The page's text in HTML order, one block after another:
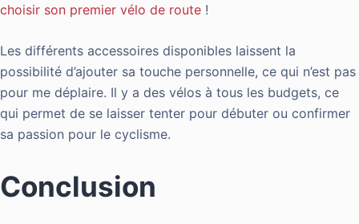
choisir son premier vélo de route !
Les différents accessoires disponibles laissent la
possibilité d’ajouter sa touche personnelle, ce qui n’est pas
pour me déplaire. Il y a des vélos à tous les budgets, ce
qui permet de se laisser tenter pour débuter ou confirmer
sa passion pour le cyclisme.
Conclusion